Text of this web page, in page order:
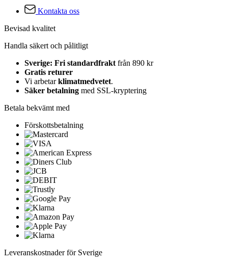
Kontakta oss
Bevisad kvalitet
Handla säkert och pålitligt
Sverige: Fri standardfrakt från 890 kr
Gratis returer
Vi arbetarklimatmedvetet.
Säker betalning med SSL-kryptering
Betala bekvämt med
Förskottsbetalning
Leveranskostnader för Sverige